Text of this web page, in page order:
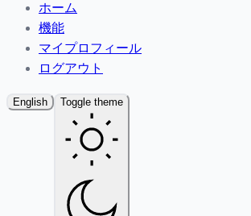
ホーム
機能
マイプロフィール
ログアウト
English Toggle theme